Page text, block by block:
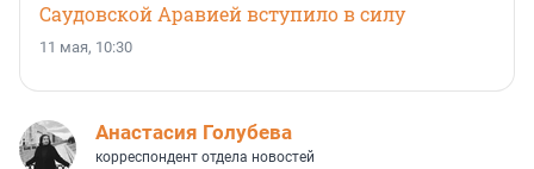
Саудовской Аравией вступило в силу
11 мая, 10:30
Анастасия Голубева
корреспондент отдела новостей